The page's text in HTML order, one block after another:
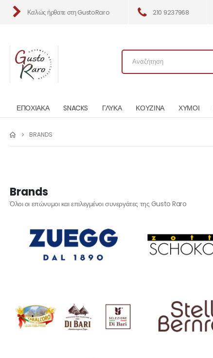
Καλώς ήρθατε στη GustoRaro 210 9237968
ΕΠΟΧΙΑΚΑ SNACKS ΓΛΥΚΑ ΚΟΥΖΙΝΑ ΧΥΜΟΙ
BRANDS
Brands
Όλοι οι επώνυμοι και επιλεγμένοι συνεργάτες της Gusto Raro